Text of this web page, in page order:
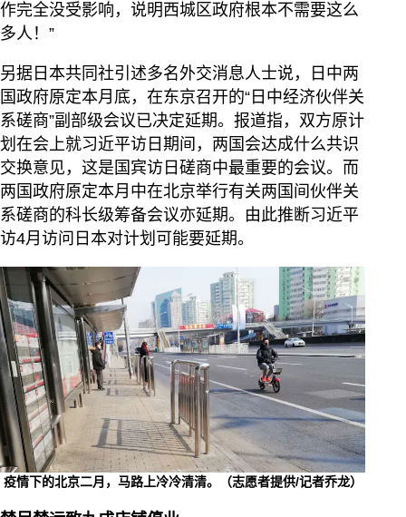
作完全没受影响，说明西城区政府根本不需要这么
多人！”
另据日本共同社引述多名外交消息人士说，日中两
国政府原定本月底，在东京召开的“日中经济伙伴关
系磋商”副部级会议已决定延期。报道指，双方原计
划在会上就习近平访日期间，两国会达成什么共识
交换意见，这是国宾访日磋商中最重要的会议。而
两国政府原定本月中在北京举行有关两国间伙伴关
系磋商的科长级筹备会议亦延期。由此推断习近平
访4月访问日本对计划可能要延期。
疫情下的北京二月，马路上冷冷清清。（志愿者提供/记者乔龙）